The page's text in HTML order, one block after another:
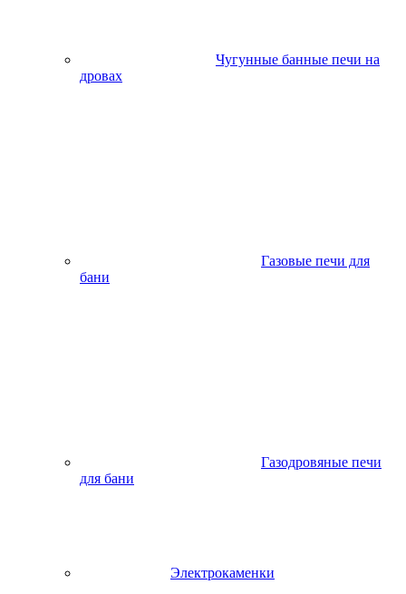
Чугунные банные печи на
дровах
Газовые печи для
бани
Газодровяные печи
для бани
Электрокаменки